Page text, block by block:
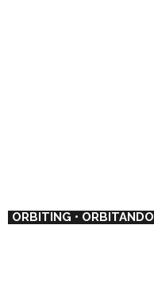
ORBITING • ORBITANDO